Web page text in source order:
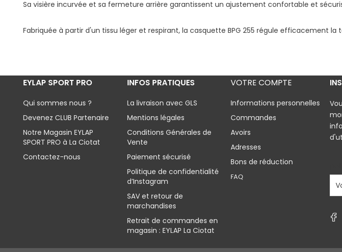
Sa visière incurvée et sa fermeture arrière garantissent un ajustement confortable et
Fabriquée à partir d'un tissu léger et respirant, la casquette BPG 255 régule efficacement
EYLAP SPORT PRO
Qui sommes nous ?
Devenez CLUB Partenaire
Notre Magasin EYLAP
SPORT PRO à La Ciotat
Contactez-nous
INFOS PRATIQUES
La livraison avec GLS
Mentions légales
Conditions Générales de
Vente
Paiement sécurisé
Politique de confidentialité
d’Instagram
SAV et retour de
marchandises
Retrait de commandes en
magasin : EYLAP La Ciotat
VOTRE COMPTE
Informations personnelles
Commandes
Avoirs
Adresses
Bons de réduction
FAQ